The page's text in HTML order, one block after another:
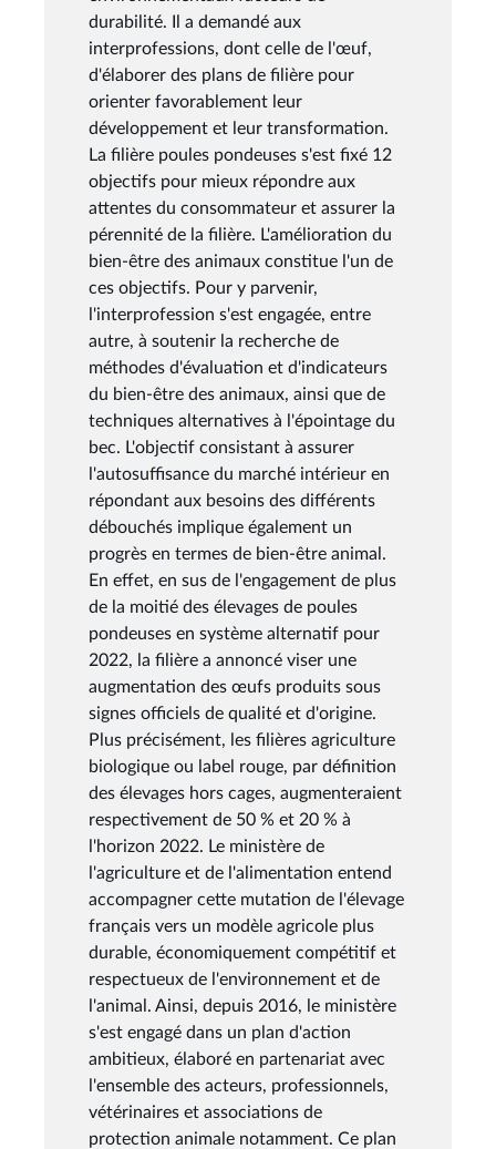
durabilité. Il a demandé aux
interprofessions, dont celle de l'œuf,
d'élaborer des plans de filière pour
orienter favorablement leur
développement et leur transformation.
La filière poules pondeuses s'est fixé 12
objectifs pour mieux répondre aux
attentes du consommateur et assurer la
pérennité de la filière. L'amélioration du
bien-être des animaux constitue l'un de
ces objectifs. Pour y parvenir,
l'interprofession s'est engagée, entre
autre, à soutenir la recherche de
méthodes d'évaluation et d'indicateurs
du bien-être des animaux, ainsi que de
techniques alternatives à l'épointage du
bec. L'objectif consistant à assurer
l'autosuffisance du marché intérieur en
répondant aux besoins des différents
débouchés implique également un
progrès en termes de bien-être animal.
En effet, en sus de l'engagement de plus
de la moitié des élevages de poules
pondeuses en système alternatif pour
2022, la filière a annoncé viser une
augmentation des œufs produits sous
signes officiels de qualité et d'origine.
Plus précisément, les filières agriculture
biologique ou label rouge, par définition
des élevages hors cages, augmenteraient
respectivement de 50 % et 20 % à
l'horizon 2022. Le ministère de
l'agriculture et de l'alimentation entend
accompagner cette mutation de l'élevage
français vers un modèle agricole plus
durable, économiquement compétitif et
respectueux de l'environnement et de
l'animal. Ainsi, depuis 2016, le ministère
s'est engagé dans un plan d'action
ambitieux, élaboré en partenariat avec
l'ensemble des acteurs, professionnels,
vétérinaires et associations de
protection animale notamment. Ce plan